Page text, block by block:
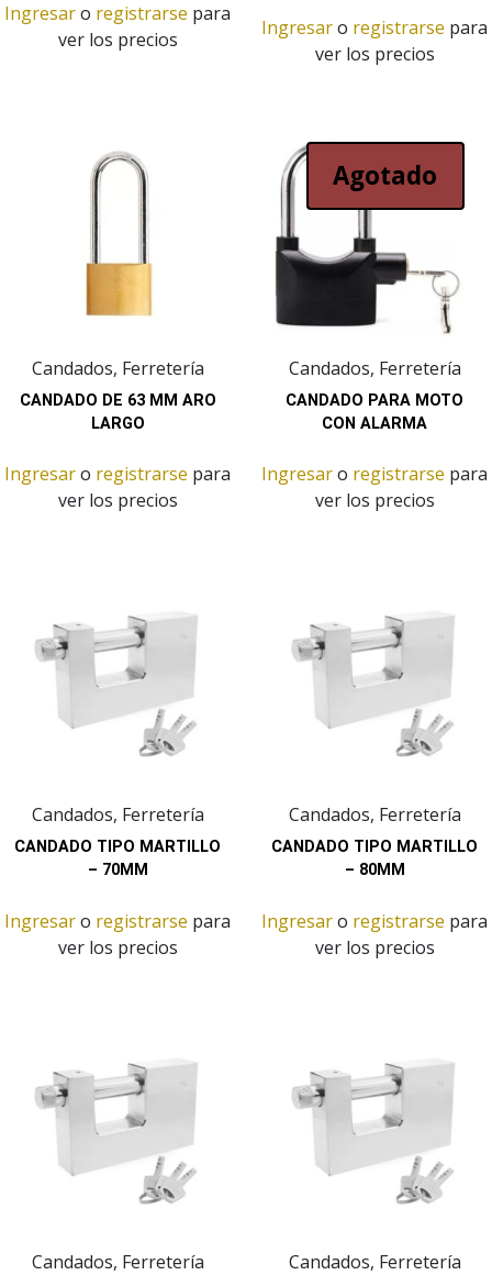
Ingresaro registrarse para
ver los precios
Ingresaro registrarse para
ver los precios
Candados, Ferretería
CANDADO DE 63 MM ARO
LARGO
Ingresaro registrarse para
ver los precios
Agotado
Candados, Ferretería
CANDADO PARA MOTO
CON ALARMA
Ingresaro registrarse para
ver los precios
Candados, Ferretería
CANDADO TIPO MARTILLO
– 70MM
Ingresaro registrarse para
ver los precios
Candados, Ferretería
CANDADO TIPO MARTILLO
– 80MM
Ingresaro registrarse para
ver los precios
Candados, Ferretería Candados, Ferretería